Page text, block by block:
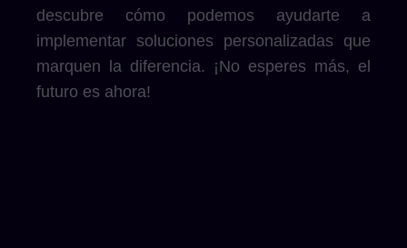
descubre cómo podemos ayudarte a
implementar soluciones personalizadas que
marquen la diferencia. ¡No esperes más, el
futuro es ahora!